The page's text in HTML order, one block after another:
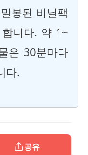
봉된 비닐팩
니다. 약 1~
은 30분마다
다.
공유